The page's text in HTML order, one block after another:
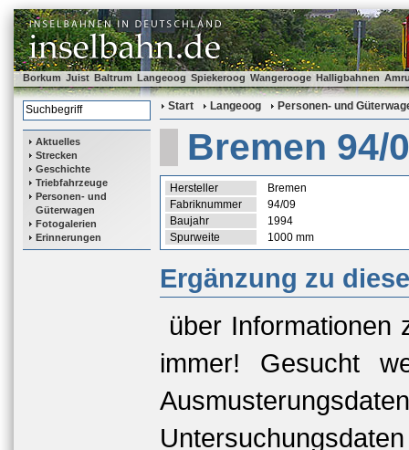
Borkum Juist Baltrum Langeoog Spiekeroog Wangerooge Halligbahnen
Aktuelles
Strecken
Geschichte
Triebfahrzeuge
Personen- und
Güterwagen
Fotogalerien
Erinnerungen
Start Langeoog Personen- und
Bremen 94/
Hersteller
Bremen
Fabriknummer
94/09
Baujahr
1994
Spurweite
1000 mm
Ergänzung zu
über Informationen
immer! Gesucht